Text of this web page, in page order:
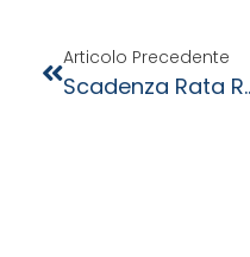
Articolo Precedente
Scadenza